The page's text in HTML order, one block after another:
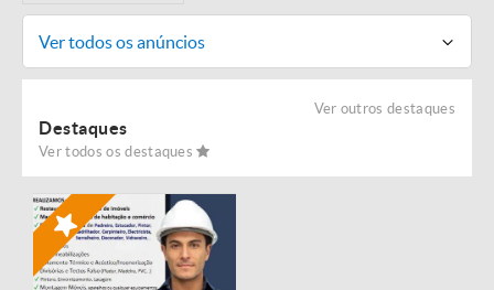
Ver todos os anúncios
Ver outros destaques
Destaques
Ver todos os destaques